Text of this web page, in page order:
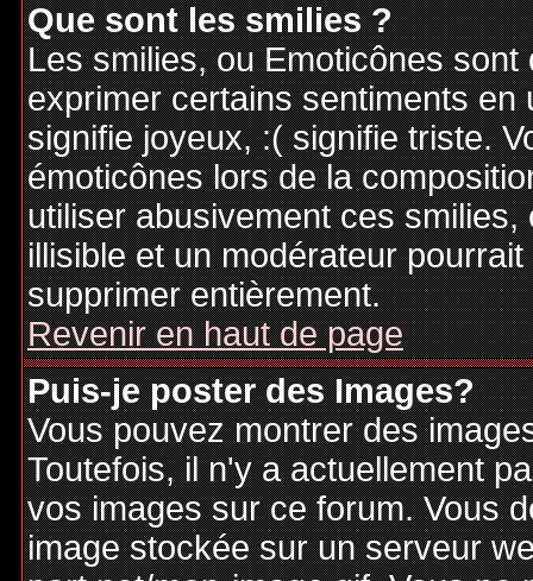
Que sont les smilies ?
Les smilies, ou Emoticônes
exprimer certains sentiments
signifie joyeux, :( signifie triste.
émoticônes lors de la
utiliser abusivement ces
illisible et un modérateur
supprimer entièrement.
Revenir en haut de page
Puis-je poster des Images?
Vous pouvez montrer des
Toutefois, il n'y a actuellement
vos images sur ce forum. Vous
image stockée sur un serveur